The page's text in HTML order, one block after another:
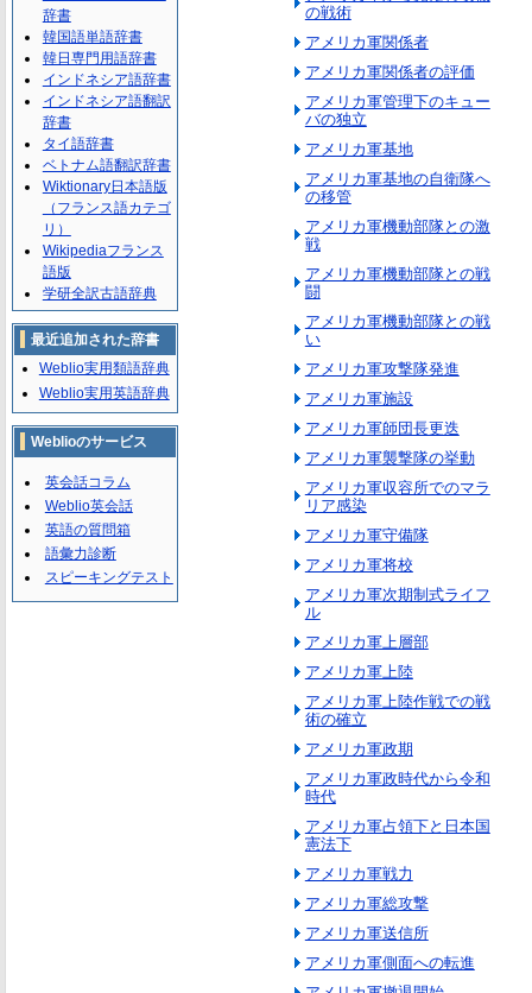
の戦術
アメリカ軍関係者
アメリカ軍関係者の評価
アメリカ軍管理下のキュー
バの独立
アメリカ軍基地
アメリカ軍基地の自衛隊へ
の移管
アメリカ軍機動部隊との激
戦
アメリカ軍機動部隊との戦
闘
アメリカ軍機動部隊との戦
い
アメリカ軍攻撃隊発進
アメリカ軍施設
アメリカ軍師団長更迭
アメリカ軍襲撃隊の挙動
アメリカ軍収容所でのマラ
リア感染
アメリカ軍守備隊
アメリカ軍将校
アメリカ軍次期制式ライフ
ル
アメリカ軍上層部
アメリカ軍上陸
アメリカ軍上陸作戦での戦
術の確立
アメリカ軍政期
アメリカ軍政時代から令和
時代
アメリカ軍占領下と日本国
憲法下
アメリカ軍戦力
アメリカ軍総攻撃
アメリカ軍送信所
アメリカ軍側面への転進
辞書
韓国語単語辞書
韓日専門用語辞書
インドネシア語辞書
インドネシア語翻訳
辞書
タイ語辞書
ベトナム語翻訳辞書
Wiktionary日本語版
（フランス語カテゴ
リ）
Wikipediaフランス
語版
学研全訳古語辞典
最近追加された辞書
Weblio実用類語辞典
Weblio実用英語辞典
Weblioのサービス
英会話コラム
Weblio英会話
英語の質問箱
語彙力診断
スピーキングテスト